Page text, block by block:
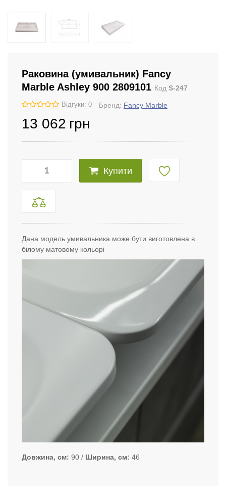
Раковина (умивальник) Fancy
Marble Ashley 900 2809101 Код S-247
Відгуки: 0 Бренд: Fancy Marble
13 062 грн
Купити
Дана модель умивальника може бути виготовлена в
білому матовому кольорі
Довжина, см 90 Ширина, см 46